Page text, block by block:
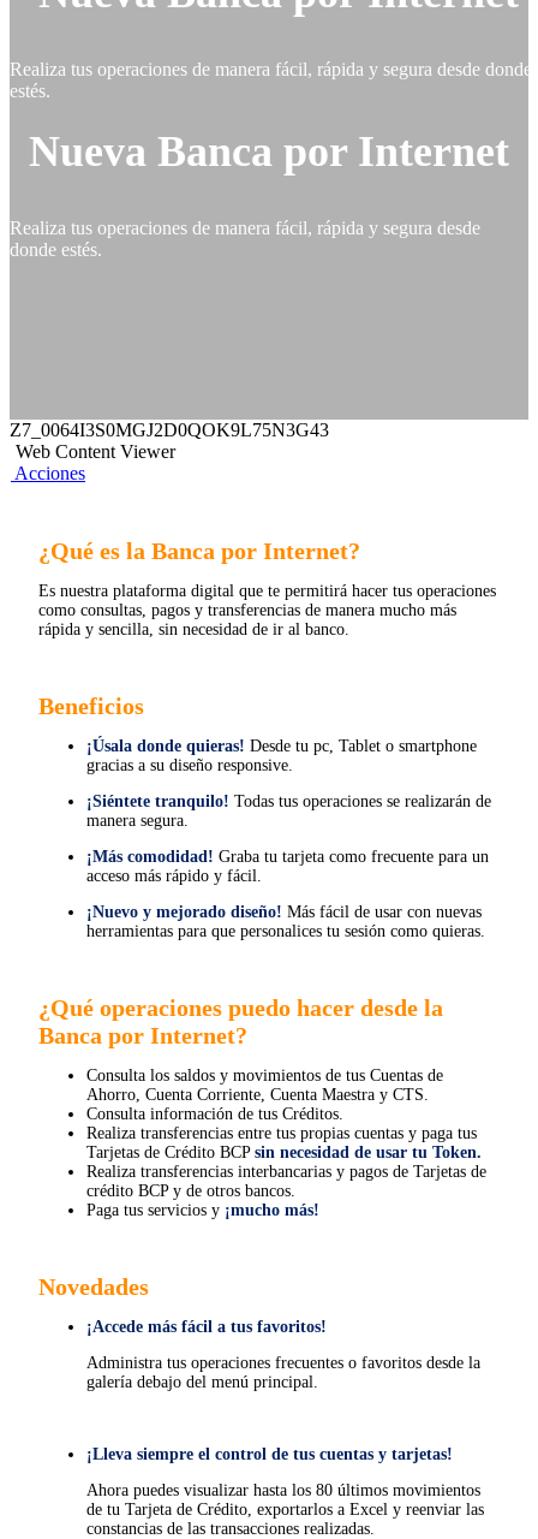
Realiza tus operaciones de manera fácil, rápida y segura desde donde
estés.
Nueva Banca por Internet
Realiza tus operaciones de manera fácil, rápida y segura desde
donde estés.
Z7_0064I3S0MGJ2D0QOK9L75N3G43
Web Content Viewer
Acciones
¿Qué es la Banca por Internet?
Es nuestra plataforma digital que te permitirá hacer tus operaciones
como consultas, pagos y transferencias de manera mucho más
rápida y sencilla, sin necesidad de ir al banco.
Beneficios
¡Úsala donde quieras! Desde tu pc, Tablet o smartphone
gracias a su diseño responsive.
¡Siéntete tranquilo! Todas tus operaciones se realizarán de
manera segura.
¡Más comodidad! Graba tu tarjeta como frecuente para un
acceso más rápido y fácil.
¡Nuevo y mejorado diseño! Más fácil de usar con nuevas
herramientas para que personalices tu sesión como quieras.
¿Qué operaciones puedo hacer desde la
Banca por Internet?
Consulta los saldos y movimientos de tus Cuentas de
Ahorro, Cuenta Corriente, Cuenta Maestra y CTS.
Consulta información de tus Créditos.
Realiza transferencias entre tus propias cuentas y paga tus
Tarjetas de Crédito BCP sin necesidad de usar tu Token.
Realiza transferencias interbancarias y pagos de Tarjetas de
crédito BCP y de otros bancos.
Paga tus servicios y ¡mucho más!
Novedades
¡Accede más fácil a tus favoritos!
Administra tus operaciones frecuentes o favoritos desde la
galería debajo del menú principal.
¡Lleva siempre el control de tus cuentas y tarjetas!
Ahora puedes visualizar hasta los 80 últimos movimientos
de tu Tarjeta de Crédito, exportarlos a Excel y reenviar las
constancias de las transacciones realizadas.